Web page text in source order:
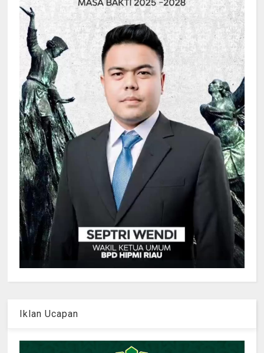
Iklan Ucapan